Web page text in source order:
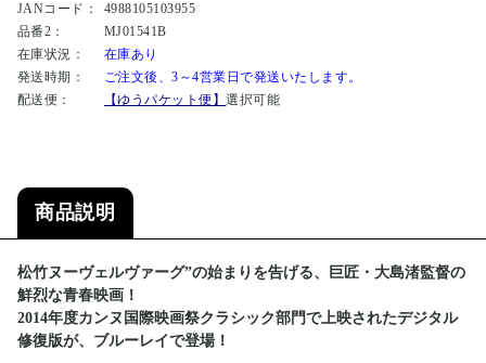
JANコード：
4988105103955
品番2：
MJ01541B
在庫状況：
在庫あり
発送時期：
ご注文後、3～4営業日で発送いたします。
配送便：
【ゆうパケット便】選択可能
商品説明
松竹ヌーヴェルヴァーグ”の始まりを告げる、巨匠・大島渚監督の
鮮烈な青春映画！
2014年度カンヌ国際映画祭クラシック部門で上映されたデジタル
修復版が、ブルーレイで登場！